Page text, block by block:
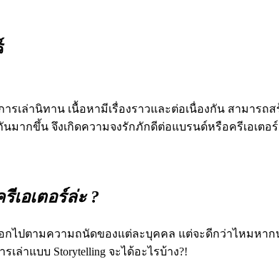
รเล่านิทาน เนื้อหามีเรื่องราวและต่อเนื่องกัน สามาร
มากขึ้น จึงเกิดความจงรักภักดีต่อแบรนด์หรือครีเอเตอ
เอเตอร์ล่ะ ?
ปตามความถนัดของแต่ละบุคคล แต่จะดีกว่าไหมหากน
ล่าแบบ Storytelling จะได้อะไรบ้าง?!